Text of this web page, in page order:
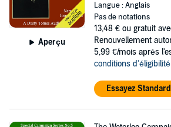
Aperçu
Langue : Anglais
Pas de notations
13,48 € ou gratuit
Renouvellement
5,99 €/mois après
conditions d'éligibilité
Essayez